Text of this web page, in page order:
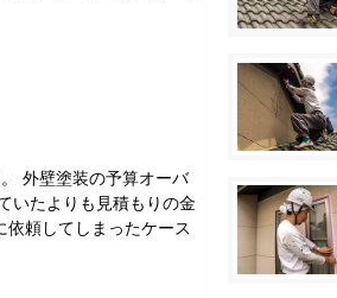
外壁塗装の予算オーバ
いたよりも見積もりの金
頼してしまったケース